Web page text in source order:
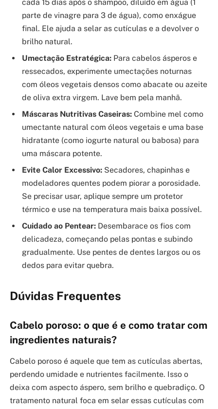
cada 15 dias após o shampoo, diluído em água (1
parte de vinagre para 3 de água), como enxágue
final. Ele ajuda a selar as cutículas e a devolver o
brilho natural.
Umectação Estratégica: Para cabelos ásperos e
ressecados, experimente umectações noturnas
com óleos vegetais densos como abacate ou azeite
de oliva extra virgem. Lave bem pela manhã.
Máscaras Nutritivas Caseiras: Combine mel como
umectante natural com óleos vegetais e uma base
hidratante (como iogurte natural ou babosa) para
uma máscara potente.
Evite Calor Excessivo: Secadores, chapinhas e
modeladores quentes podem piorar a porosidade.
Se precisar usar, aplique sempre um protetor
térmico e use na temperatura mais baixa possível.
Cuidado ao Pentear: Desembarace os fios com
delicadeza, começando pelas pontas e subindo
gradualmente. Use pentes de dentes largos ou os
dedos para evitar quebra.
Dúvidas Frequentes
Cabelo poroso: o que é e como tratar com
ingredientes naturais?
Cabelo poroso é aquele que tem as cutículas abertas,
perdendo umidade e nutrientes facilmente. Isso o
deixa com aspecto áspero, sem brilho e quebradiço. O
tratamento natural foca em selar essas cutículas com